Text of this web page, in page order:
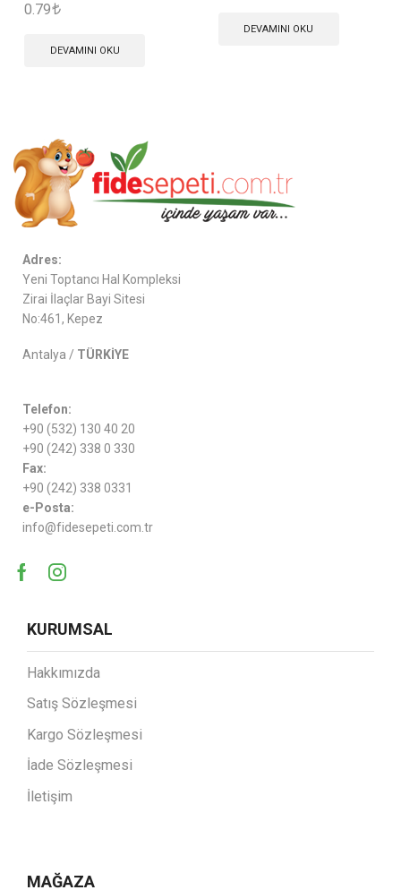
0.79
DEVAMINI OKU
DEVAMINI OKU
Adres:
Yeni Toptancı Hal Kompleksi
Zirai İlaçlar Bayi Sitesi
No:461, Kepez
Antalya / TÜRKİYE
Telefon:
+90 (532) 130 40 20
+90 (242) 338 0 330
Fax:
+90 (242) 338 0331
e-Posta:
info@fidesepeti.com.tr
KURUMSAL
Hakkımızda
Satış Sözleşmesi
Kargo Sözleşmesi
İade Sözleşmesi
İletişim
MAĞAZA